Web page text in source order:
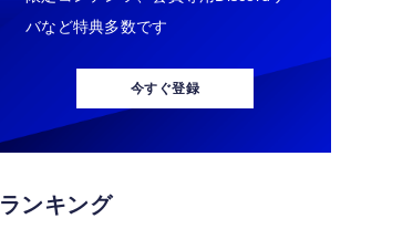
バなど特典多数です
今すぐ登録
ランキング